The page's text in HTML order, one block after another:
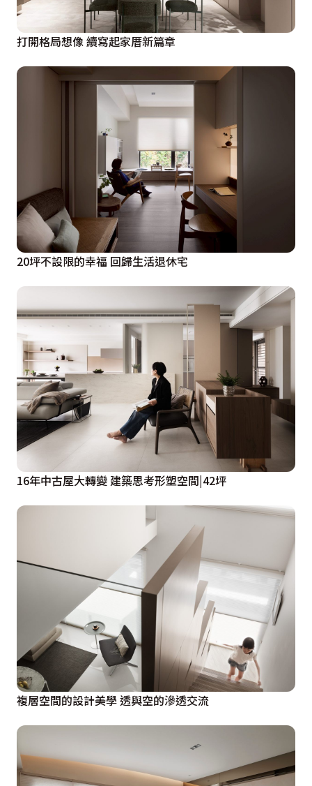
打開格局想像 續寫起家厝新篇章
20坪不設限的幸福 回歸生活退休宅
16年中古屋大轉變 建築思考形塑空間|42坪
複層空間的設計美學 透與空的滲透交流